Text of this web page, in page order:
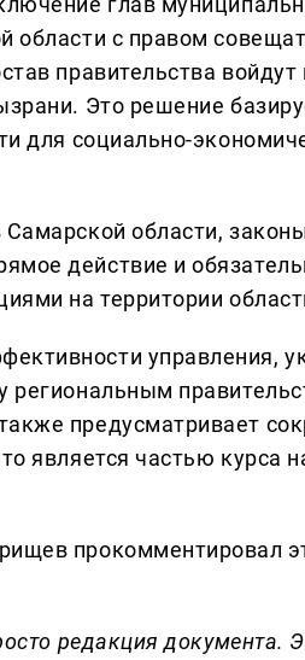
области с правом
правительства войдут
Это решение
для социально-
области,
действие и
на территории
управления,
региональным
предусматривает
является частью курса
прокомментировал
редакция документа.